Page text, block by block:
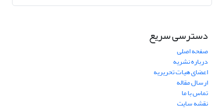
دسترسی سریع
صفحه اصلی
درباره نشریه
اعضای هیات تحریریه
ارسال مقاله
تماس با ما
نقشه سایت